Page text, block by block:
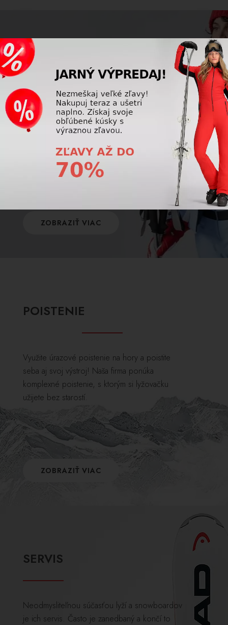
SKI DEPOT
Poškodil sa Vám výstroj kvôli nedostatočnému
ošetreniu po použití? Máme pre Vás riešenie
ktoré Vám ušetrí kopec peňazí a problémov.
ZOBRAZIŤ VIAC
POISTENIE
Využite úrazové poistenie na hory a poistite
seba aj svoj výstroj! Naša firma ponúka
komplexné poistenie, s ktorým si lyžovačku
užijete bez starostí.
ZOBRAZIŤ VIAC
SERVIS
Neodmysliteľnou súčasťou lyží a snowboardov
je ich servis. Často je zanedbaný a končí to